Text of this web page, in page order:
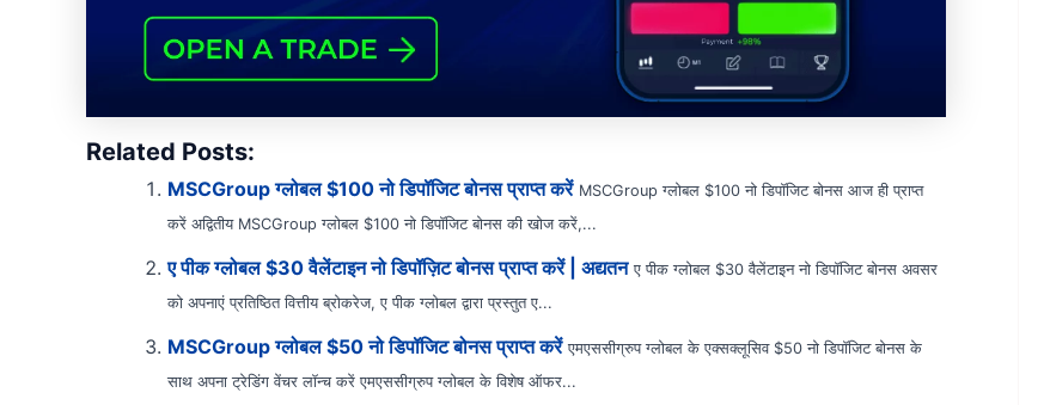
Related Posts:
MSCGroup ग्लोबल $100 नो डिपॉजिट बोनस प्राप्त करें MSCGroup ग्लोबल $100 नो डिपॉजिट बोनस आज ही प्राप्त
करें अद्वितीय MSCGroup ग्लोबल $100 नो डिपॉजिट बोनस की खोज करें,...
ए पीक ग्लोबल $30 वैलेंटाइन नो डिपॉज़िट बोनस प्राप्त करें | अद्यतन ए पीक ग्लोबल $30 वैलेंटाइन नो डिपॉजिट बोनस अवसर
को अपनाएं प्रतिष्ठित वित्तीय ब्रोकरेज, ए पीक ग्लोबल द्वारा प्रस्तुत ए...
MSCGroup ग्लोबल $50 नो डिपॉजिट बोनस प्राप्त करें एमएससीग्रुप ग्लोबल के एक्सक्लूसिव $50 नो डिपॉजिट बोनस के
साथ अपना ट्रेडिंग वेंचर लॉन्च करें एमएससीग्रुप ग्लोबल के विशेष ऑफर...